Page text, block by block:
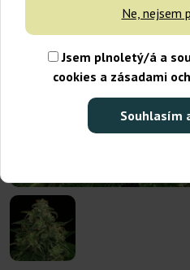
Ne, nejsem
Jsem plnoletý/á a
cookies a zásadami
Souhlasím